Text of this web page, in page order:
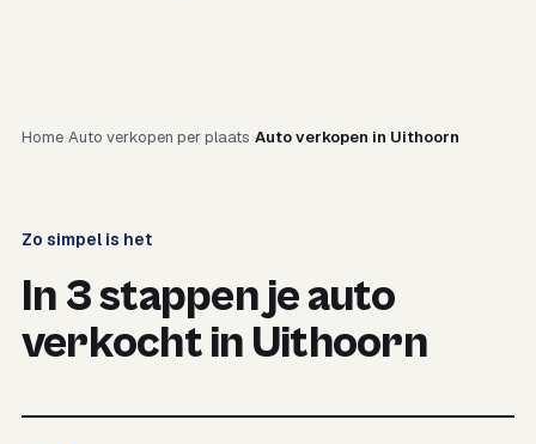
Home Auto verkopen per plaats Auto verkopen in Uithoorn
Zo simpel is het
In 3 stappen je auto
verkocht in Uithoorn